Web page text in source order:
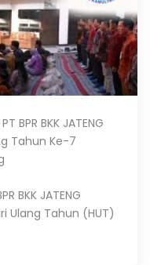
BPR BKK JATENG
Tahun Ke-7
BKK JATENG
Ulang Tahun (HUT)